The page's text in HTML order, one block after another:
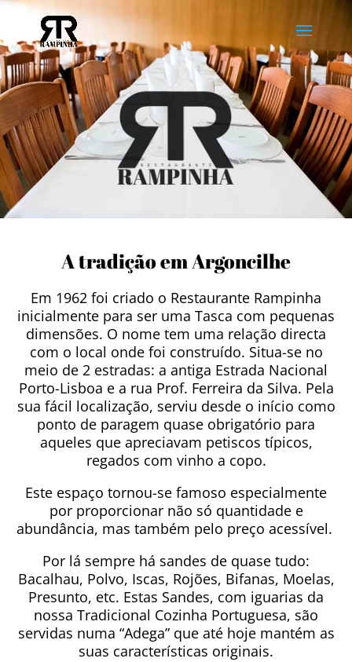
A tradição em Argoncilhe
Em 1962 foi criado o Restaurante Rampinha
inicialmente para ser uma Tasca com pequenas
dimensões. O nome tem uma relação directa
com o local onde foi construído. Situa-se no
meio de 2 estradas: a antiga Estrada Nacional
Porto-Lisboa e a rua Prof. Ferreira da Silva. Pela
sua fácil localização, serviu desde o início como
ponto de paragem quase obrigatório para
aqueles que apreciavam petiscos típicos,
regados com vinho a copo.
Este espaço tornou-se famoso especialmente
por proporcionar não só quantidade e
abundância, mas também pelo preço acessível.
Por lá sempre há sandes de quase tudo:
Bacalhau, Polvo, Iscas, Rojões, Bifanas, Moelas,
Presunto, etc. Estas Sandes, com iguarias da
nossa Tradicional Cozinha Portuguesa, são
servidas numa “Adega” que até hoje mantém as
suas características originais.